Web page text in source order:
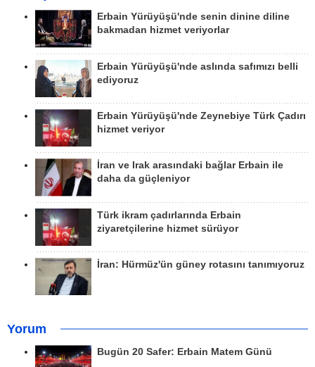
Erbain Yürüyüşü'nde senin dinine diline
bakmadan hizmet veriyorlar
Erbain Yürüyüşü'nde aslında safımızı belli
ediyoruz
Erbain Yürüyüşü'nde Zeynebiye Türk Çadırı
hizmet veriyor
İran ve Irak arasındaki bağlar Erbain ile
daha da güçleniyor
Türk ikram çadırlarında Erbain
ziyaretçilerine hizmet sürüyor
İran: Hürmüz'ün güney rotasını tanımıyoruz
Yorum
Bugün 20 Safer: Erbain Matem Günü